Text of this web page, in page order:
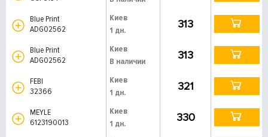
Blue Print
ADG02562
Киев
1 дн.
313
Blue Print
ADG02562
Киев
В наличии
313
FEBI
32366
Киев
1 дн.
321
MEYLE
6123190013
Киев
1 дн.
330